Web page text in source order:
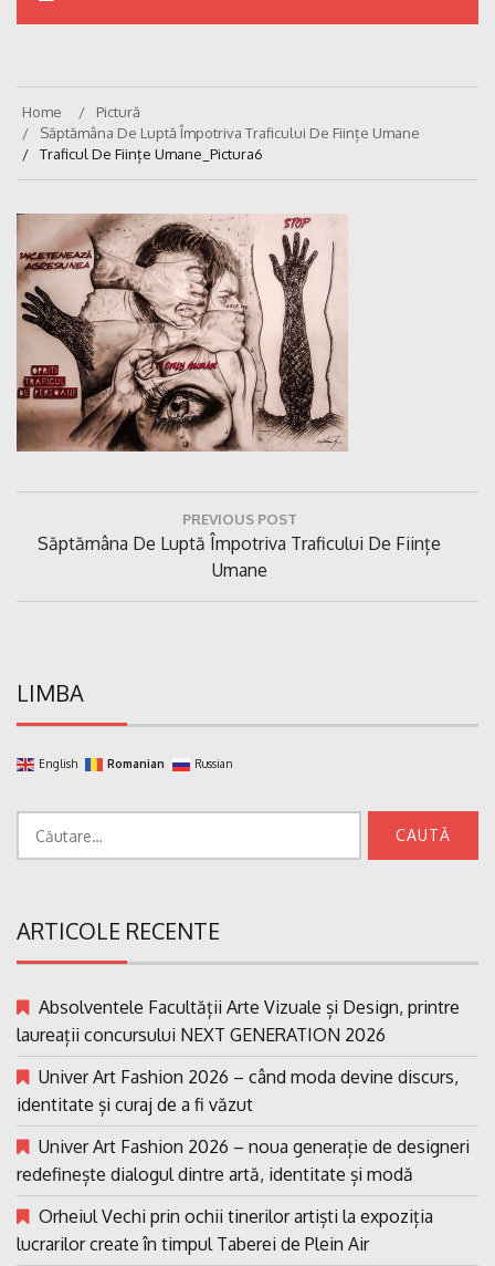
Home
Pictură
Săptămâna De Luptă Împotriva Traficului De Ființe Umane
Traficul De Ființe Umane_Pictura6
articole
PREVIOUS POST
Previous
Săptămâna De Luptă Împotriva Traficului De Ființe
Umane
LIMBA
English Romanian Russian
ARTICOLE RECENTE
Absolventele Facultății Arte Vizuale și Design, printre
laureații concursului NEXT GENERATION 2026
Univer Art Fashion 2026 – când moda devine discurs,
identitate și curaj de a fi văzut
Univer Art Fashion 2026 – noua generație de designeri
redefinește dialogul dintre artă, identitate și modă
Orheiul Vechi prin ochii tinerilor artiști la expoziția
lucrarilor create în timpul Taberei de Plein Air